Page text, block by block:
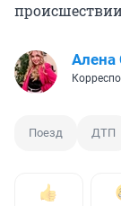
Алена
Поезд ДТП